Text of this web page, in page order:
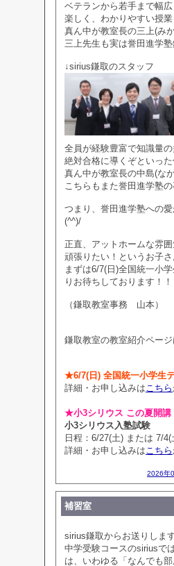
ベテランから若手まで幅
楽しく、わかりやすい授業
真ん中が教室長の三上(みか
三上先生も実は誉田進学
↓sirius鎌取のスタッフ
全員が経験豊富で知識量の
絶対合格に導くぞといっ
真ん中が教室長の中島(な
こちらもまた誉田進学塾
つまり、誉田進学塾への
(^^)/
正直、アットホームな雰
頑張りたい！というお子
まずは6/7(日)全国統一小
りお待ちしております！！
（鎌取教室事務 山本）
鎌取教室の教室紹介ページ
★6/7(日) 全国統一小学生
詳細・お申し込みはこちら
★小3シリウス この夏開講
小3シリウス入塾試験
日程：6/27(土) または 7/4(
詳細・お申し込みはこちら
2026年
補習室
sirius鎌取からお送りします
中学受験コースのsiriusで
は、いわゆる「なんでも